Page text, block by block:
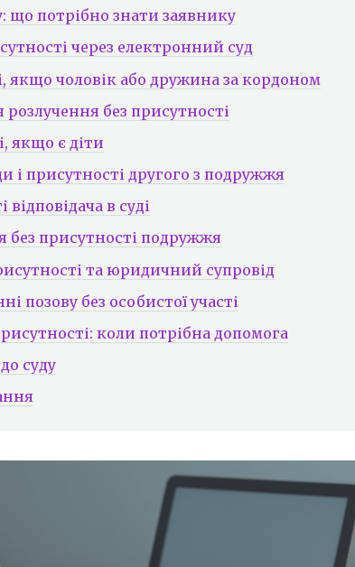
що потрібно знати заявнику
через електронний суд
якщо чоловік або дружина за кордоном
без присутності
якщо є діти
і присутності другого з подружжя
в суді
без присутності подружжя
та юридичний супровід
позову без особистої участі
коли потрібна допомога
суду